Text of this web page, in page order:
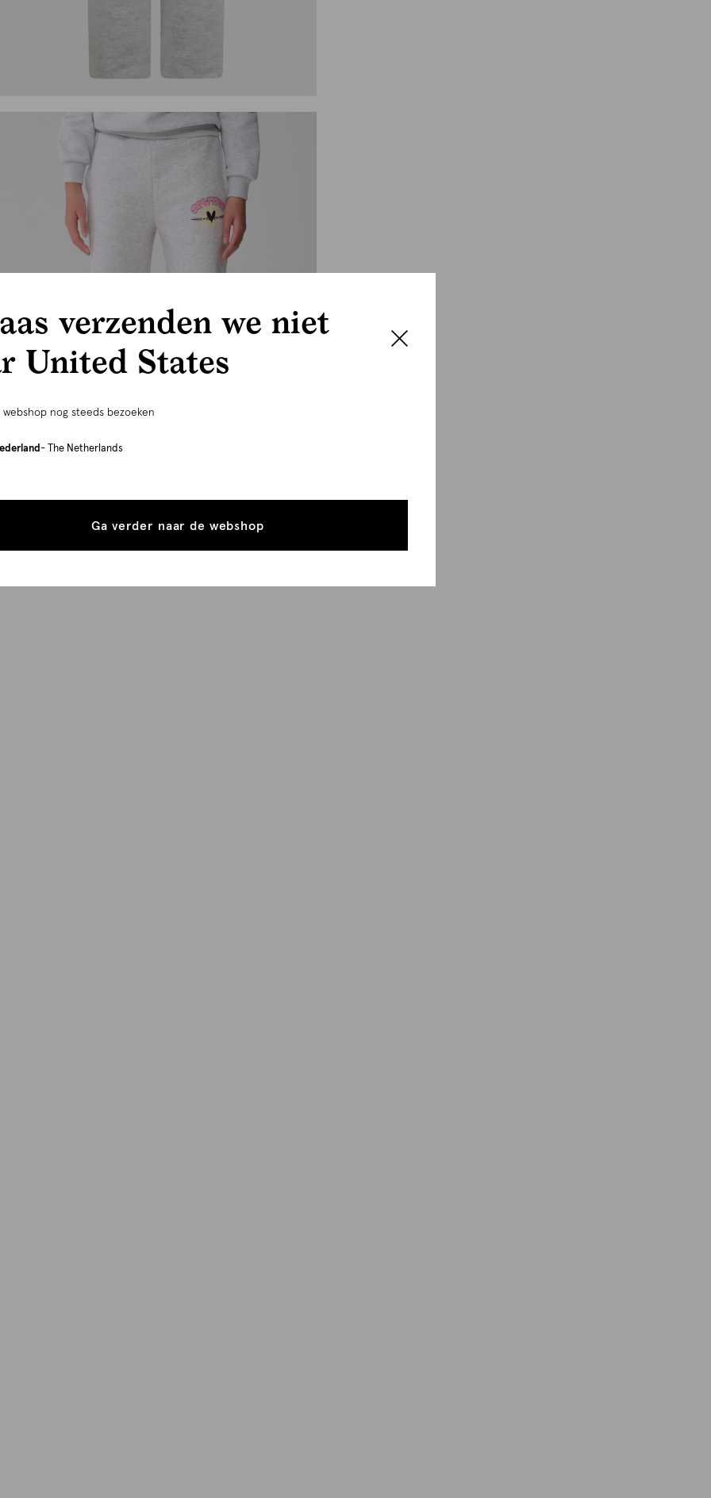
verzenden we niet
United States
nog steeds bezoeken
- The Netherlands
Ga verder naar de webshop